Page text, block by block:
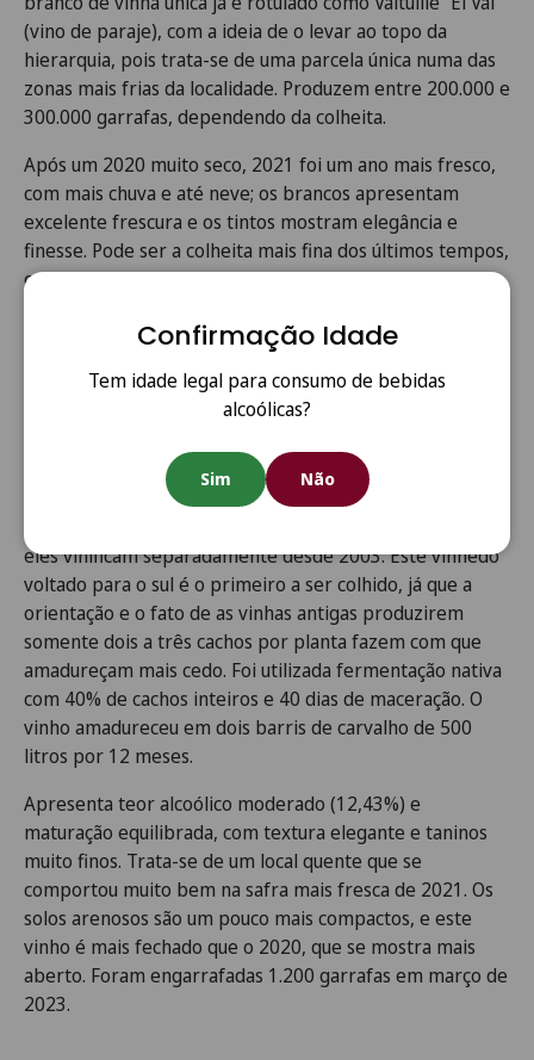
(vino de paraje), com a ideia de o levar ao topo da
hierarquia, pois trata-se de uma parcela única numa das
zonas mais frias da localidade. Produzem entre 200.000 e
300.000 garrafas, dependendo da colheita.
Após um 2020 muito seco, 2021 foi um ano mais fresco,
com mais chuva e até neve; os brancos apresentam
excelente frescura e os tintos mostram elegância e
finesse. Pode ser a colheita mais fina dos últimos tempos,
comparável a 2018.
Publicado: 10 de agosto de 2023
The Wine Advocate
Avaliado por: Luis Gutiérrez
O Valtuille La Cova de la Raposa 2021 vem do lieu-dit que
eles vinificam separadamente desde 2003. Este vinhedo
voltado para o sul é o primeiro a ser colhido, já que a
orientação e o fato de as vinhas antigas produzirem
somente dois a três cachos por planta fazem com que
amadureçam mais cedo. Foi utilizada fermentação nativa
com 40% de cachos inteiros e 40 dias de maceração. O
vinho amadureceu em dois barris de carvalho de 500
litros por 12 meses.
Apresenta teor alcoólico moderado (12,43%) e
maturação equilibrada, com textura elegante e taninos
muito finos. Trata-se de um local quente que se
comportou muito bem na safra mais fresca de 2021. Os
solos arenosos são um pouco mais compactos, e este
vinho é mais fechado que o 2020, que se mostra mais
aberto. Foram engarrafadas 1.200 garrafas em março de
2023.
Confirmação Idade
Tem idade legal para consumo de bebidas
alcoólicas?
Sim Não